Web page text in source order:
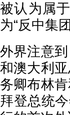
被认为属
为“反中集团
外界注意
和澳大利
务卿布林
拜登总统